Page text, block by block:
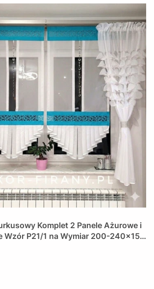
Komplet 2 Panele Ażurowe i
Wzór P21/1 na Wymiar 200-240x150